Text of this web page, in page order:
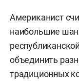
Американист
наибольшие
объединить
традиционных